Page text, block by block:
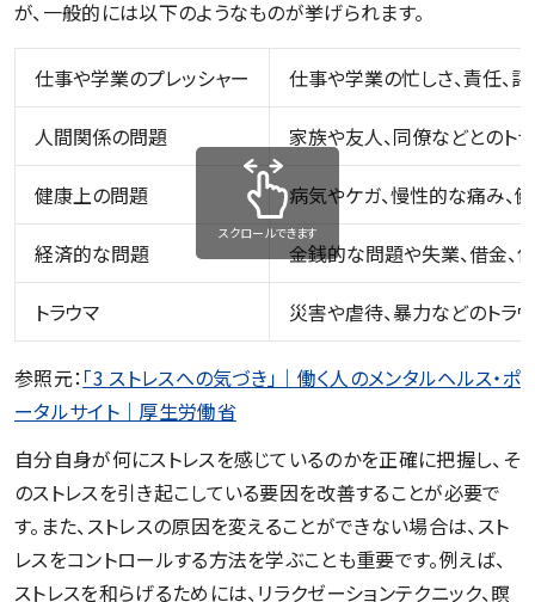
が、一般的には以下のようなものが挙げられます。
仕事や学業のプレッシャー 仕事や学業の忙しさ、責任、
人間関係の問題 家族や友人、同僚などとのト
健康上の問題 病気やケガ、慢性的な痛み、
経済的な問題 金銭的な問題や失業、借金、
トラウマ 災害や虐待、暴力などのトラ
スクロールできます
参照元：「3 ストレスへの気づき」｜働く人のメンタルヘルス・ポ
ータルサイト｜厚生労働省
自分自身が何にストレスを感じているのかを正確に把握し、そ
のストレスを引き起こしている要因を改善することが必要で
す。また、ストレスの原因を変えることができない場合は、スト
レスをコントロールする方法を学ぶことも重要です。例えば、
ストレスを和らげるためには、リラクゼーションテクニック、瞑